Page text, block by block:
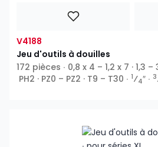
V4188
Jeu d'outils à douilles
172 pièces ∙ 0,8 x 4 – 1,2 x 7 · 1,3 –
PH2 · PZ0 – PZ2 · T9 – T30 ∙ 1⁄4″ ∙ 3